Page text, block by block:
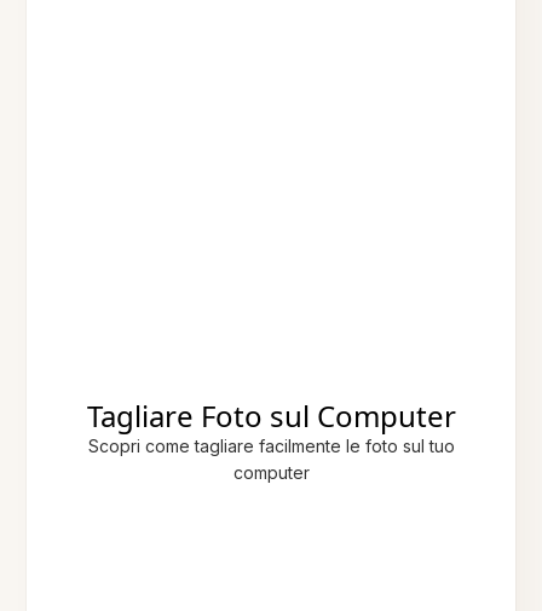
Tagliare Foto sul Computer
Scopri come tagliare facilmente le foto sul tuo
computer